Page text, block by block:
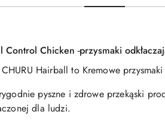
Control Chicken -przysmaki
Hairballto Kremowe przysmaki
pyszne i zdrowe przekąski
dla ludzi.